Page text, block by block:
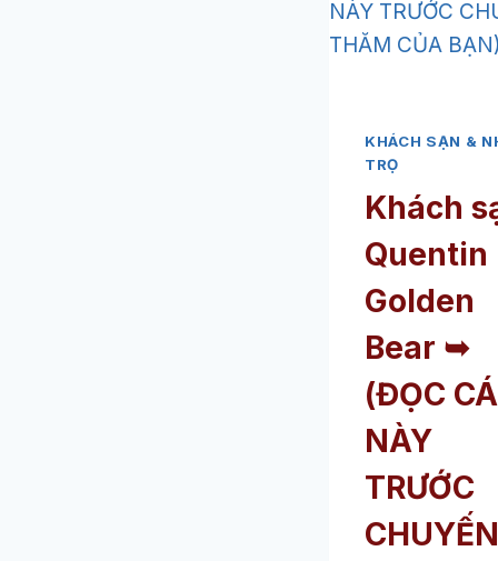
CÁI
NÀY
KHÁCH SẠN &
TRỌ
Khách
Quentin
Golden
Bear ➥
(ĐỌC
NÀY
TRƯỚC
CHUYẾN